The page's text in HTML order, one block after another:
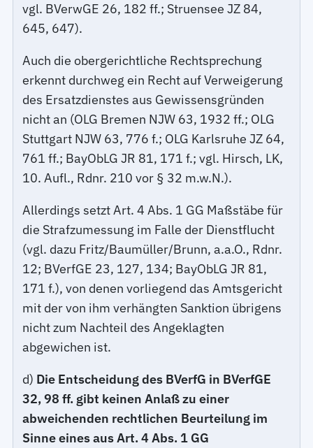
vgl. BVerwGE 26, 182 ff.; Struensee JZ 84,
645, 647).
Auch die obergerichtliche Rechtsprechung
erkennt durchweg ein Recht auf Verweigerung
des Ersatzdienstes aus Gewissensgründen
nicht an (OLG Bremen NJW 63, 1932 ff.; OLG
Stuttgart NJW 63, 776 f.; OLG Karlsruhe JZ 64,
761 ff.; BayObLG JR 81, 171 f.; vgl. Hirsch, LK,
10. Aufl., Rdnr. 210 vor § 32 m.w.N.).
Allerdings setzt Art. 4 Abs. 1 GG Maßstäbe für
die Strafzumessung im Falle der Dienstflucht
(vgl. dazu Fritz/Baumüller/Brunn, a.a.O., Rdnr.
12; BVerfGE 23, 127, 134; BayObLG JR 81,
171 f.), von denen vorliegend das Amtsgericht
mit der von ihm verhängten Sanktion übrigens
nicht zum Nachteil des Angeklagten
abgewichen ist.
d) Die Entscheidung des BVerfG in BVerfGE
32, 98 ff. gibt keinen Anlaß zu einer
abweichenden rechtlichen Beurteilung im
Sinne eines aus Art. 4 Abs. 1 GG